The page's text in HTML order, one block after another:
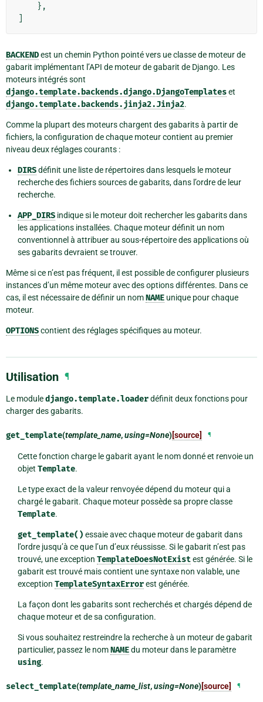
},
BACKENDest un chemin Python pointé vers ue classe de moteur de
gabarit implémentant l’API de moteur de gabarit de Django. Les
moteurs intégrés sont
django.template.backends.django.DjangoTemplateset
django.template.backends.jinja2.Jinja2.
Comme la plupart des moteurs chargent des gabarits à partir de
fichiers, la configuration de chaque moteur contient au premier
niveau deux réglages courants :
DIRSdéfinit une liste de répertoires dans lesquels le moteur
recherche des fichiers sources de gabarits, dans l’ordre de leur
recherche.
APP_DIRS indique si le moteur doit rechercher les gabarits dans
les applications installées. Chaque moteur définit un nom
conventionnel à attribuer au sous-répertoire des applications où
ses gabarits devraient se trouver.
Même si ce n’est pas fréquent, il est possible de configurer plusieurs
instances d’un même moteur avec des options différentes. Dans ce
cas, il est nécessaire de définir un nomNAME unique pour chaque
moteur.
OPTIONScontient des réglages spécifiques au moteur.
Utilisation ¶
Le moduledjango.template.loaderdéfinit deux fonctions pour
charger des gabarits.
get_template(template_name,using=None)[source] ¶
Cette fonction charge le gabarit ayant le nom donné et renvoie un
objet Template.
Le type exact de la valeur renvoyée dépend du moteur qui a
chargé le gabarit. Chaque moteur possède sa propre classe
Template.
get_template() essaie avec chaque moteur de gabarit dans
l’ordre jusqu’à ce que l’un d’eux réussisse. Si le gabarit n’est pas
trouvé, une exception TemplateDoesNotExistest générée. Si le
gabarit est trouvé mais contient une syntaxe non valable, une
exception TemplateSyntaxErrorest générée.
La façon dont les gabarits sont recherchés et chargés dépend de
chaque moteur et de sa configuration.
Si vous souhaitez restreindre la recherche à un moteur de gabarit
particulier, passez le nomNAMEdu moteur dans le paramètre
using.
select_template(template_name_list,using=None)[source] ¶